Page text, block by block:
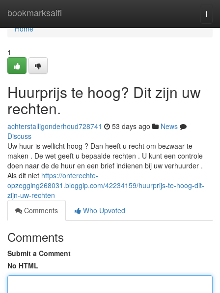
bookmarksaifi
Home
Home
1
Huurprijs te hoog? Dit zijn uw
rechten.
achterstalligonderhoud728741 53 days ago
News
Discuss
Uw huur is wellicht hoog ? Dan heeft u recht om bezwaar te
maken . De wet geeft u bepaalde rechten . U kunt een controle
doen naar de de huur en een brief indienen bij uw verhuurder .
Als dit niet https://onterechte-
opzegging268031.bloggip.com/42234159/huurprijs-te-hoog-dit-
zijn-uw-rechten
Comments
Who Upvoted
Comments
Submit a Comment
No HTML